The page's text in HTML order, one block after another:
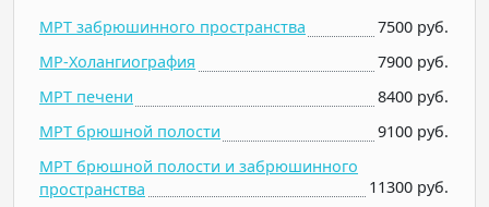
МРТ забрюшинного пространства
7500 руб.
МР-Холангиография
7900 руб.
МРТ печени
8400 руб.
МРТ брюшной полости
9100 руб.
МРТ брюшной полости и забрюшинного
пространства
11300 руб.